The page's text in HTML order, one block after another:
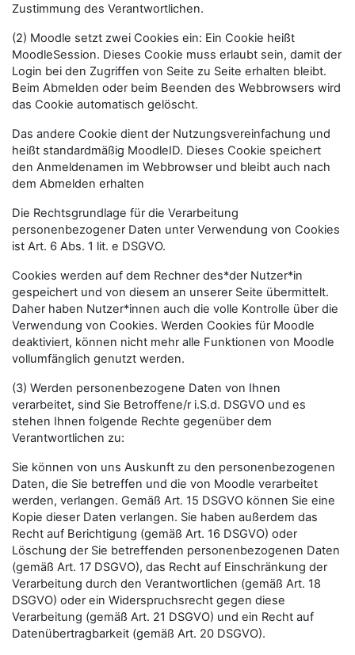
Zustimmung des Verantwortlichen.
(2) Moodle setzt zwei Cookies ein: Ein Cookie heißt
MoodleSession. Dieses Cookie muss erlaubt sein, damit der
Login bei den Zugriffen von Seite zu Seite erhalten bleibt.
Beim Abmelden oder beim Beenden des Webbrowsers wird
das Cookie automatisch gelöscht.
Das andere Cookie dient der Nutzungsvereinfachung und
heißt standardmäßig MoodleID. Dieses Cookie speichert
den Anmeldenamen im Webbrowser und bleibt auch nach
dem Abmelden erhalten
Die Rechtsgrundlage für die Verarbeitung
personenbezogener Daten unter Verwendung von Cookies
ist Art. 6 Abs. 1 lit. e DSGVO.
Cookies werden auf dem Rechner des*der Nutzer*in
gespeichert und von diesem an unserer Seite übermittelt.
Daher haben Nutzer*innen auch die volle Kontrolle über die
Verwendung von Cookies. Werden Cookies für Moodle
deaktiviert, können nicht mehr alle Funktionen von Moodle
vollumfänglich genutzt werden.
(3) Werden personenbezogene Daten von Ihnen
verarbeitet, sind Sie Betroffene/r i.S.d. DSGVO und es
stehen Ihnen folgende Rechte gegenüber dem
Verantwortlichen zu:
Sie können von uns Auskunft zu den personenbezogenen
Daten, die Sie betreffen und die von Moodle verarbeitet
werden, verlangen. Gemäß Art. 15 DSGVO können Sie eine
Kopie dieser Daten verlangen. Sie haben außerdem das
Recht auf Berichtigung (gemäß Art. 16 DSGVO) oder
Löschung der Sie betreffenden personenbezogenen Daten
(gemäß Art. 17 DSGVO), das Recht auf Einschränkung der
Verarbeitung durch den Verantwortlichen (gemäß Art. 18
DSGVO) oder ein Widerspruchsrecht gegen diese
Verarbeitung (gemäß Art. 21 DSGVO) und ein Recht auf
Datenübertragbarkeit (gemäß Art. 20 DSGVO).